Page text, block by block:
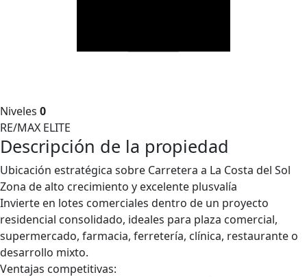
Niveles 0
RE/MAX ELITE
Descripción de la propiedad
Ubicación estratégica sobre Carretera a La Costa del Sol
Zona de alto crecimiento y excelente plusvalía
Invierte en lotes comerciales dentro de un proyecto
residencial consolidado, ideales para plaza comercial,
supermercado, farmacia, ferretería, clínica, restaurante o
desarrollo mixto.
Ventajas competitivas: